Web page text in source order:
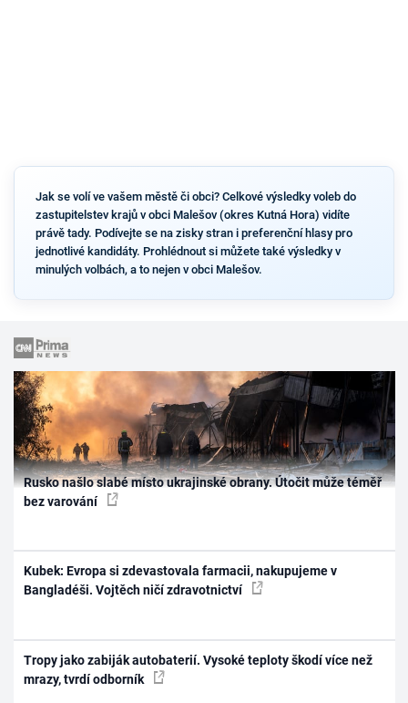
Jak se volí ve vašem městě či obci? Celkové výsledky voleb do
zastupitelstev krajů v obci Malešov (okres Kutná Hora) vidíte
právě tady. Podívejte se na zisky stran i preferenční hlasy pro
jednotlivé kandidáty. Prohlédnout si můžete také výsledky v
minulých volbách, a to nejen v obci Malešov.
Rusko našlo slabé místo ukrajinské obrany. Útočit může téměř
bez varování
Kubek: Evropa si zdevastovala farmacii, nakupujeme v
Bangladéši. Vojtěch ničí zdravotnictví
Tropy jako zabiják autobaterií. Vysoké teploty škodí více než
mrazy, tvrdí odborník